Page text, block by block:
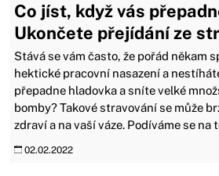
Co jíst, když vás
Ukončete přejídání ze
Stává se vám často, že pořád někam
hektické pracovní nasazení a
přepadne hladovka a sníte velké
bomby? Takové stravování se může
zdraví a na vaší váze. Podíváme se na
02.02.2022